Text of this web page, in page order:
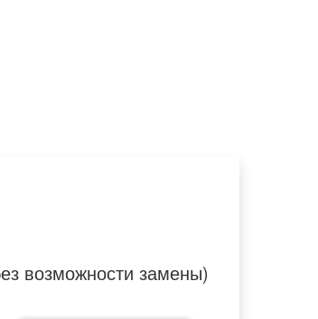
возможности замены)